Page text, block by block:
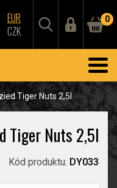
EUR
CZK
0
Tiger Nuts 2,5l
Tiger Nuts 2,5l
Kód produktu: DY033